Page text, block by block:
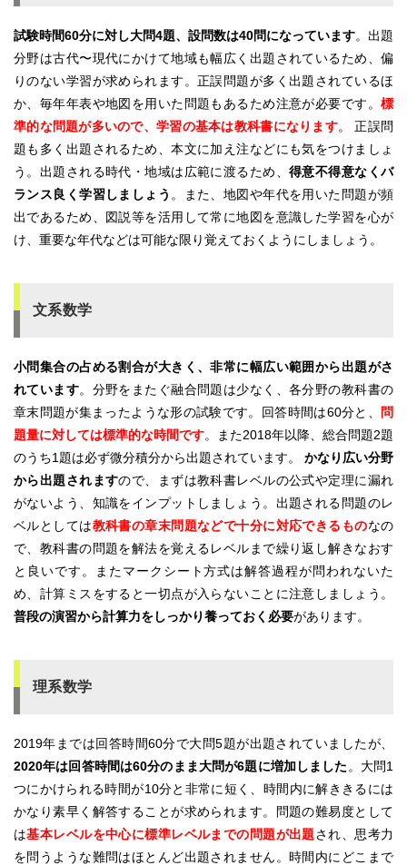
試験時間60分に対し大問4題、設問数は40問になっています。出題
分野は古代〜現代にかけて地域も幅広く出題されているため、偏
りのない学習が求められます。正誤問題が多く出題されているほ
か、毎年年表や地図を用いた問題もあるため注意が必要です。 標
準的な問題が多いので、学習の基本は教科書になります。 正誤問
題も多く出題されるため、本文に加え注などにも気をつけましょ
う。出題される時代・地域は広範に渡るため、 得意不得意なくバ
ランス良く学習しましょう 。また、地図や年代を用いた問題が頻
出であるため、図説等を活用して常に地図を意識した学習を心が
け、重要な年代などは可能な限り覚えておくようにしましょう。
文系数学
小問集合の占める割合が大きく、非常に幅広い範囲から出題がさ
れています。分野をまたぐ融合問題は少なく、各分野の教科書の
章末問題が集まったような形の試験です。回答時間は60分と、
問
題量に対しては標準的な時間です。また2018年以降、総合問題2題
のうち1題は必ず微分積分から出題されています。 かなり広い分野
から出題されますので、まずは教科書レベルの公式や定理に漏れ
がないよう、知識をインプットしましょう。出題される問題のレ
ベルとしては教科書の章末問題などで十分に対応できるものなの
で、教科書の問題を解法を覚えるレベルまで繰り返し解きなおす
と良いです。またマークシート方式は解答過程が問われないた
め、計算ミスをすると一切点が入らないことに注意しましょう。
普段の演習から計算力をしっかり養っておく必要があります。
理系数学
2019年までは回答時間60分で大問5題が出題されていましたが、
2020年は回答時間は60分のまま大問が6題に増加しました 。大問1
つにかけられる時間が10分と非常に短く、時間内に解ききるには
かなり素早く解答することが求められます。問題の難易度として
は基本レベルを中心に標準レベルまでの問題が出題され、思考力
を問うような難問はほとんど出題されません。時間内にどこまで